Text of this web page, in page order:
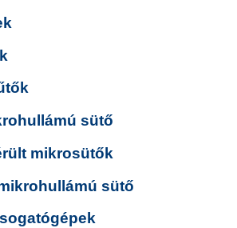
sütő
mikrosütők
sütő